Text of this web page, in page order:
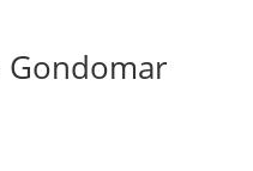
Gondomar